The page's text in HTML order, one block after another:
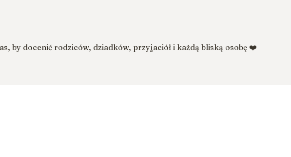
by docenić rodziców, dziadków, przyjaciół i każdą bliską osobę ❤️